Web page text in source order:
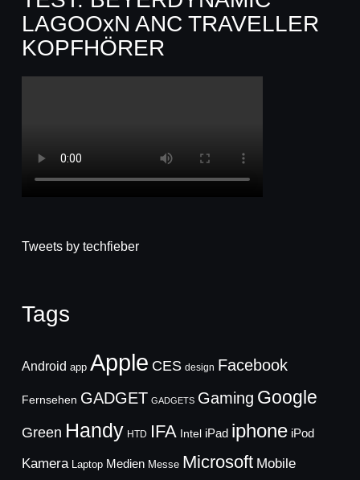
LAGOOxN ANC TRAVELLER
KOPFHÖRER
Tweets by techfieber
Tags
Android app Apple CES design Facebook
Fernsehen GADGET GADGETS Gaming Google
Green Handy HTD IFA Intel iPad iphone iPod
Kamera Laptop Medien Messe Microsoft Mobile